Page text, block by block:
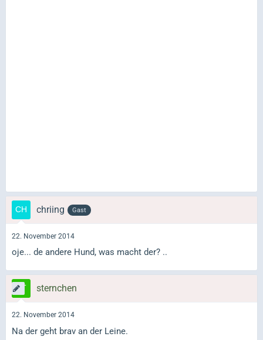
chriing Gast
22. November 2014
oje... de andere Hund, was macht der? ..
sternchen
22. November 2014
Na der geht brav an der Leine.